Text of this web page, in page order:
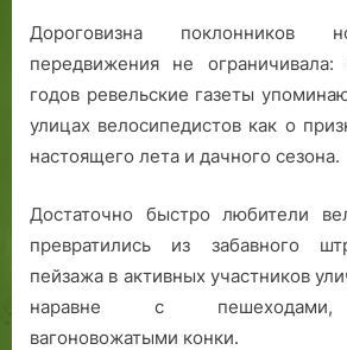
Дороговизна поклонников
передвижения не
годов ревельские газеты
улицах велосипедистов как о
настоящего лета и дачного сезона.
Достаточно быстро любители
превратились из забавного
пейзажа в активных участников
наравне с пешеходами,
вагоновожатыми конки.